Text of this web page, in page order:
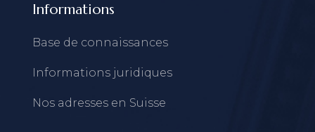
Informations
Base de connaissances
Informations juridiques
Nos adresses en Suisse